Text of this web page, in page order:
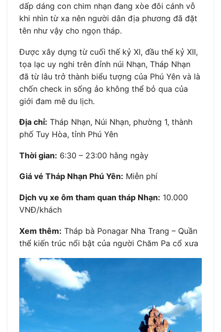
dấp dáng con chim nhạn đang xòe đôi cánh vỗ
khi nhìn từ xa nên người dân địa phương đã đặt
tên như vậy cho ngọn tháp.
Được xây dựng từ cuối thế kỷ XI, đầu thế kỷ XII,
tọa lạc uy nghi trên đỉnh núi Nhạn, Tháp Nhạn
đã từ lâu trở thành biểu tượng của Phú Yên và là
chốn check in sống ảo không thể bỏ qua của
giới đam mê du lịch.
Địa chỉ: Tháp Nhạn, Núi Nhạn, phường 1, thành
phố Tuy Hòa, tỉnh Phú Yên
Thời gian: 6:30 – 23:00 hằng ngày
Giá vé Tháp Nhạn Phú Yên: Miễn phí
Dịch vụ xe ôm tham quan tháp Nhạn: 10.000
VNĐ/khách
Xem thêm: Tháp bà Ponagar Nha Trang – Quần
thể kiến trúc nổi bật của người Chăm Pa cổ xưa